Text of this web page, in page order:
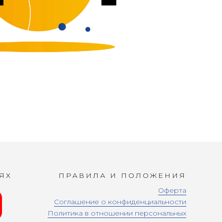
ПРАВИЛА И ПОЛОЖЕНИЯ
Оферта
Соглашение о конфиденциальности
Политика в отношении персональных